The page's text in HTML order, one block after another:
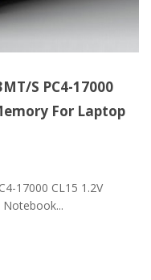
s PC4-17000
For Laptop
17000 CL15 1.2V